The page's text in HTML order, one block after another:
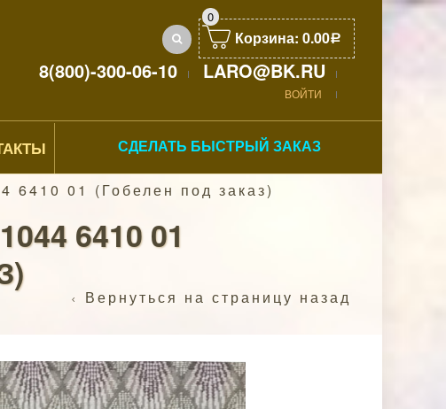
0
Корзина: 0.00Р
8(800)-300-06-10 LARO@BK.RU
ВОЙТИ
СДЕЛАТЬ БЫСТРЫЙ ЗАКАЗ
6410 01 (Гобелен под заказ)
6410 01
Вернуться на страницу назад